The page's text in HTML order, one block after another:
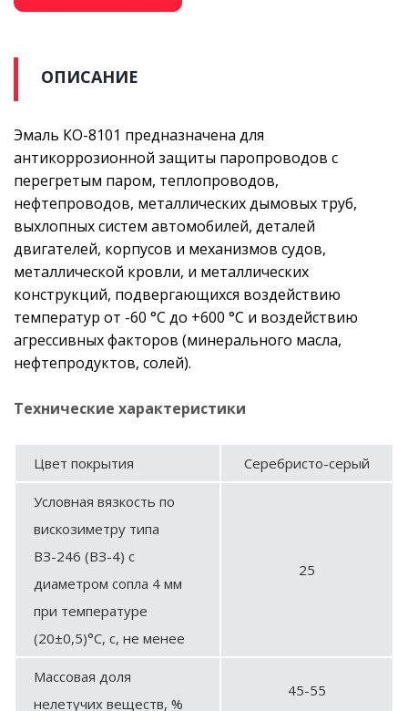
ОПИСАНИЕ
Эмаль КО-8101 предназначена для
антикоррозионной защиты паропроводов с
перегретым паром, теплопроводов,
нефтепроводов, металлических дымовых труб,
выхлопных систем автомобилей, деталей
двигателей, корпусов и механизмов судов,
металлической кровли, и металлических
конструкций, подвергающихся воздействию
температур от -60 °С до +600 °С и воздействию
агрессивных факторов (минерального масла,
нефтепродуктов, солей).
Технические характеристики
Цвет покрытия Серебристо-серый
Условная вязкость по
вискозиметру типа
ВЗ-246 (ВЗ-4) с
диаметром сопла 4 мм
при температуре
(20±0,5)°С, с, не менее
25
Массовая доля
нелетучих веществ, %
45-55